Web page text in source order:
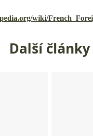
wiki/
Další články